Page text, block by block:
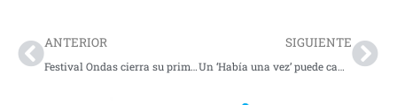
ANTERIOR
Festival Ondas cierra su primera edición con 17.000 asistentes y consolida un nuevo formato para Bogotá
SIGUIENTE
Un ‘Había una vez’ puede cambiarlo todo: hoy el mundo celebra el arte de contar historias